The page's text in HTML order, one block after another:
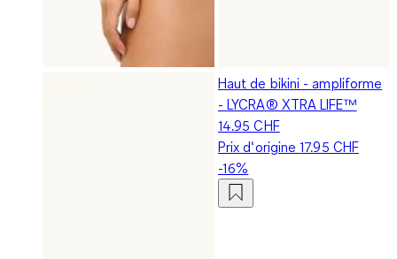
Haut de bikini - ampliforme
- LYCRA® XTRA LIFE™
14.95 CHF
Prix d‘origine17.95 CHF
-16%